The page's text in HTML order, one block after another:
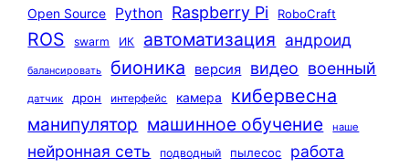
Open Source Python Raspberry Pi RoboCraft
ROS swarm ИК автоматизация андроид
балансировать бионика версия видео военный
датчик дрон интерфейс камера кибервесна
манипулятор машинное обучение наше
нейронная сеть подводный пылесос работа